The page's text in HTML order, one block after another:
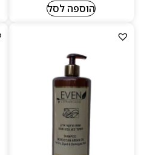
הוספה לסל